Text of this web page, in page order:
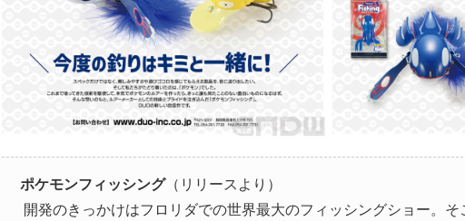
ポケモンフィッシング（リリースより）
開発のきっかけはフロリダでの世界最大のフィッシングショー。